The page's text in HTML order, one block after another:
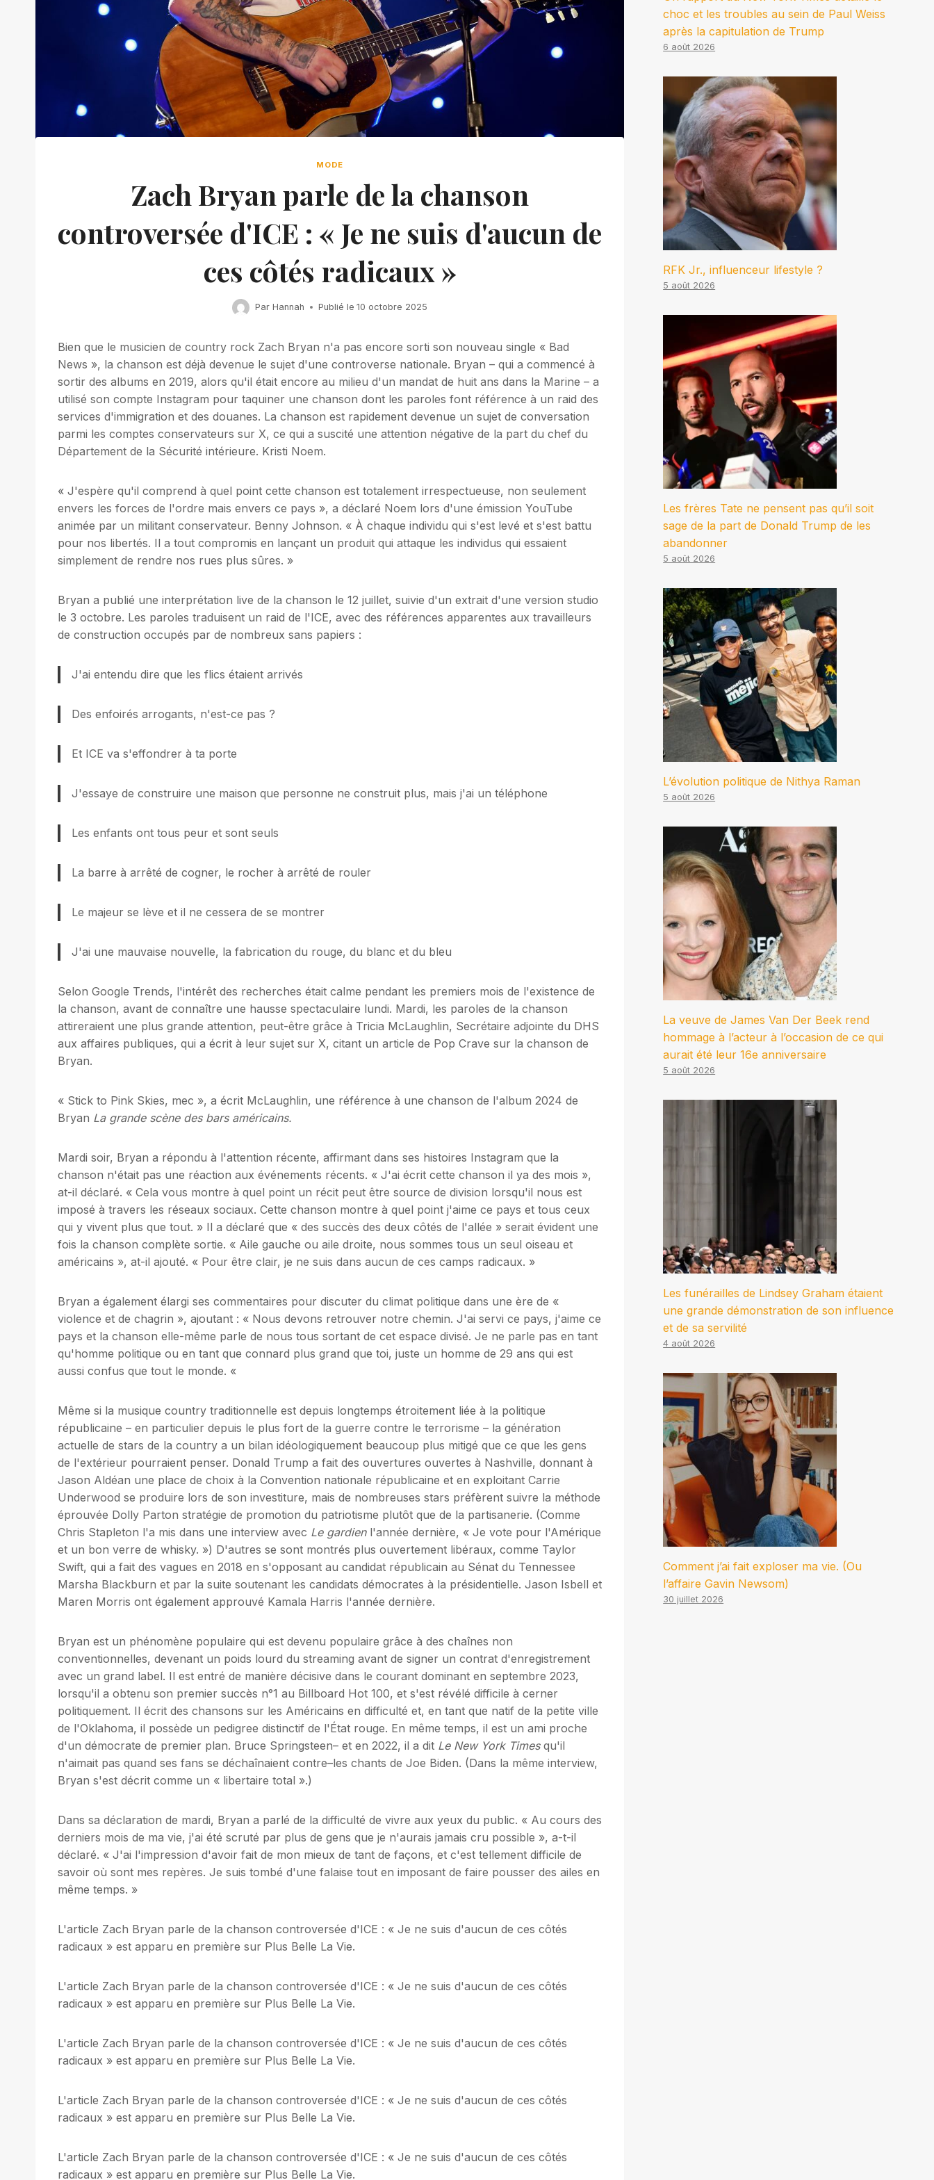
MODE
Zach Bryan parle de la chanson
controversée d'ICE : « Je ne suis d'aucun de
ces côtés radicaux »
Par Hannah Publié le 10 octobre 2025
Bien que le musicien de country rock Zach Bryan n'a pas encore sorti son nouveau single « Bad
News », la chanson est déjà devenue le sujet d'une controverse nationale. Bryan – qui a commencé à
sortir des albums en 2019, alors qu'il était encore au milieu d'un mandat de huit ans dans la Marine – a
utilisé son compte Instagram pour taquiner une chanson dont les paroles font référence à un raid des
services d'immigration et des douanes. La chanson est rapidement devenue un sujet de conversation
parmi les comptes conservateurs sur X, ce qui a suscité une attention négative de la part du chef du
Département de la Sécurité intérieure. Kristi Noem.
« J'espère qu'il comprend à quel point cette chanson est totalement irrespectueuse, non seulement
envers les forces de l'ordre mais envers ce pays », a déclaré Noem lors d'une émission YouTube
animée par un militant conservateur. Benny Johnson. « À chaque individu qui s'est levé et s'est battu
pour nos libertés. Il a tout compromis en lançant un produit qui attaque les individus qui essaient
simplement de rendre nos rues plus sûres. »
Bryan a publié une interprétation live de la chanson le 12 juillet, suivie d'un extrait d'une version studio
le 3 octobre. Les paroles traduisent un raid de l'ICE, avec des références apparentes aux travailleurs
de construction occupés par de nombreux sans papiers :
J'ai entendu dire que les flics étaient arrivés
Des enfoirés arrogants, n'est-ce pas ?
Et ICE va s'effondrer à ta porte
J'essaye de construire une maison que personne ne construit plus, mais j'ai un téléphone
Les enfants ont tous peur et sont seuls
La barre à arrêté de cogner, le rocher à arrêté de rouler
Le majeur se lève et il ne cessera de se montrer
J'ai une mauvaise nouvelle, la fabrication du rouge, du blanc et du bleu
Selon Google Trends, l'intérêt des recherches était calme pendant les premiers mois de l'existence de
la chanson, avant de connaître une hausse spectaculaire lundi. Mardi, les paroles de la chanson
attireraient une plus grande attention, peut-être grâce à Tricia McLaughlin, Secrétaire adjointe du DHS
aux affaires publiques, qui a écrit à leur sujet sur X, citant un article de Pop Crave sur la chanson de
Bryan.
« Stick to Pink Skies, mec », a écrit McLaughlin, une référence à une chanson de l'album 2024 de
Bryan La grande scène des bars américains.
Mardi soir, Bryan a répondu à l'attention récente, affirmant dans ses histoires Instagram que la
chanson n'était pas une réaction aux événements récents. « J'ai écrit cette chanson il ya des mois »,
at-il déclaré. « Cela vous montre à quel point un récit peut être source de division lorsqu'il nous est
imposé à travers les réseaux sociaux. Cette chanson montre à quel point j'aime ce pays et tous ceux
qui y vivent plus que tout. » Il a déclaré que « des succès des deux côtés de l'allée » serait évident une
fois la chanson complète sortie. « Aile gauche ou aile droite, nous sommes tous un seul oiseau et
américains », at-il ajouté. « Pour être clair, je ne suis dans aucun de ces camps radicaux. »
Bryan a également élargi ses commentaires pour discuter du climat politique dans une ère de «
violence et de chagrin », ajoutant : « Nous devons retrouver notre chemin. J'ai servi ce pays, j'aime ce
pays et la chanson elle-même parle de nous tous sortant de cet espace divisé. Je ne parle pas en tant
qu'homme politique ou en tant que connard plus grand que toi, juste un homme de 29 ans qui est
aussi confus que tout le monde. «
Même si la musique country traditionnelle est depuis longtemps étroitement liée à la politique
républicaine – en particulier depuis le plus fort de la guerre contre le terrorisme – la génération
actuelle de stars de la country a un bilan idéologiquement beaucoup plus mitigé que ce que les gens
de l'extérieur pourraient penser. Donald Trump a fait des ouvertures ouvertes à Nashville, donnant à
Jason Aldéan une place de choix à la Convention nationale républicaine et en exploitant Carrie
Underwood se produire lors de son investiture, mais de nombreuses stars préfèrent suivre la méthode
éprouvée Dolly Parton stratégie de promotion du patriotisme plutôt que de la partisanerie. (Comme
Chris Stapleton l'a mis dans une interview avec Le gardienl'année dernière, « Je vote pour l'Amérique
et un bon verre de whisky. ») D'autres se sont montrés plus ouvertement libéraux, comme Taylor
Swift, qui a fait des vagues en 2018 en s'opposant au candidat républicain au Sénat du Tennessee
Marsha Blackburn et par la suite soutenant les candidats démocrates à la présidentielle. Jason Isbell et
Maren Morris ont également approuvé Kamala Harris l'année dernière.
Bryan est un phénomène populaire qui est devenu populaire grâce à des chaînes non
conventionnelles, devenant un poids lourd du streaming avant de signer un contrat d'enregistrement
avec un grand label. Il est entré de manière décisive dans le courant dominant en septembre 2023,
lorsqu'il a obtenu son premier succès n°1 au Billboard Hot 100, et s'est révélé difficile à cerner
politiquement. Il écrit des chansons sur les Américains en difficulté et, en tant que natif de la petite ville
de l'Oklahoma, il possède un pedigree distinctif de l'État rouge. En même temps, il est un ami proche
d'un démocrate de premier plan. Bruce Springsteen– et en 2022, il a dit Le New York Timesqu'il
n'aimait pas quand ses fans se déchaînaient contre–les chants de Joe Biden. (Dans la même interview,
Bryan s'est décrit comme un « libertaire total ».)
Dans sa déclaration de mardi, Bryan a parlé de la difficulté de vivre aux yeux du public. « Au cours des
derniers mois de ma vie, j'ai été scruté par plus de gens que je n'aurais jamais cru possible », a-t-il
déclaré. « J'ai l'impression d'avoir fait de mon mieux de tant de façons, et c'est tellement difficile de
savoir où sont mes repères. Je suis tombé d'une falaise tout en imposant de faire pousser des ailes en
même temps. »
L'article Zach Bryan parle de la chanson controversée d'ICE : « Je ne suis d'aucun de ces côtés
radicaux » est apparu en première sur Plus Belle La Vie.
L'article Zach Bryan parle de la chanson controversée d'ICE : « Je ne suis d'aucun de ces côtés
radicaux » est apparu en première sur Plus Belle La Vie.
L'article Zach Bryan parle de la chanson controversée d'ICE : « Je ne suis d'aucun de ces côtés
radicaux » est apparu en première sur Plus Belle La Vie.
L'article Zach Bryan parle de la chanson controversée d'ICE : « Je ne suis d'aucun de ces côtés
radicaux » est apparu en première sur Plus Belle La Vie.
L'article Zach Bryan parle de la chanson controversée d'ICE : « Je ne suis d'aucun de ces côtés
radicaux » est apparu en première sur Plus Belle La Vie.
choc et les troubles au sein de Paul Weiss
après la capitulation de Trump
6 août 2026
RFK Jr., influenceur lifestyle ?
5 août 2026
Les frères Tate ne pensent pas qu’il soit
sage de la part de Donald Trump de les
abandonner
5 août 2026
L’évolution politique de Nithya Raman
5 août 2026
La veuve de James Van Der Beek rend
hommage à l’acteur à l’occasion de ce qui
aurait été leur 16e anniversaire
5 août 2026
Les funérailles de Lindsey Graham étaient
une grande démonstration de son influence
et de sa servilité
4 août 2026
Comment j’ai fait exploser ma vie. (Ou
l’affaire Gavin Newsom)
30 juillet 2026